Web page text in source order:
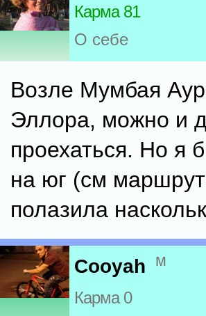
Карма 81
О себе
Возле Мумбая
Эллора, можно и
проехаться. Но я
на юг (см
полазила
Cooyah м
Карма 0